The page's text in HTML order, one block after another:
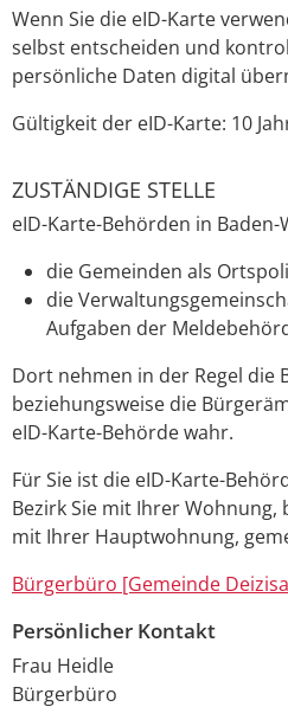
Wenn Sie die eID-Karte
selbst entscheiden und
persönliche Daten digital
Gültigkeit der eID-Karte: 10
ZUSTÄNDIGE STELLE
eID-Karte-Behörden in
die Gemeinden als
die
Aufgaben der
Dort nehmen in der Regel die
beziehungsweise die
eID-Karte-Behörde wahr.
Für Sie ist die eID-Karte-B
Bezirk Sie mit Ihrer
mit Ihrer Hauptwohnung,
Bürgerbüro [Gemeinde
Persönlicher Kontakt
Frau Heidle
Bürgerbüro